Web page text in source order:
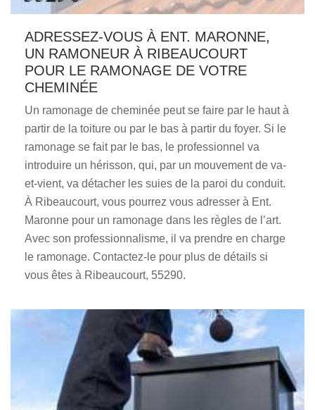
ADRESSEZ-VOUS À ENT. MARONNE,
UN RAMONEUR À RIBEAUCOURT
POUR LE RAMONAGE DE VOTRE
CHEMINÉE
Un ramonage de cheminée peut se faire par le haut à
partir de la toiture ou par le bas à partir du foyer. Si le
ramonage se fait par le bas, le professionnel va
introduire un hérisson, qui, par un mouvement de va-
et-vient, va détacher les suies de la paroi du conduit.
À Ribeaucourt, vous pourrez vous adresser à Ent.
Maronne pour un ramonage dans les règles de l’art.
Avec son professionnalisme, il va prendre en charge
le ramonage. Contactez-le pour plus de détails si
vous êtes à Ribeaucourt, 55290.